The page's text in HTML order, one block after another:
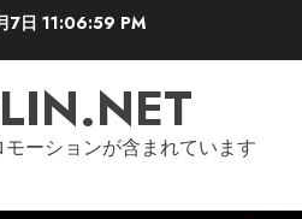
7日 11:07:00 PM
ーションが含まれています